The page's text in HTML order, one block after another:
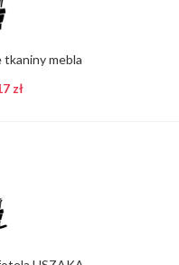
tkaniny mebla
zł